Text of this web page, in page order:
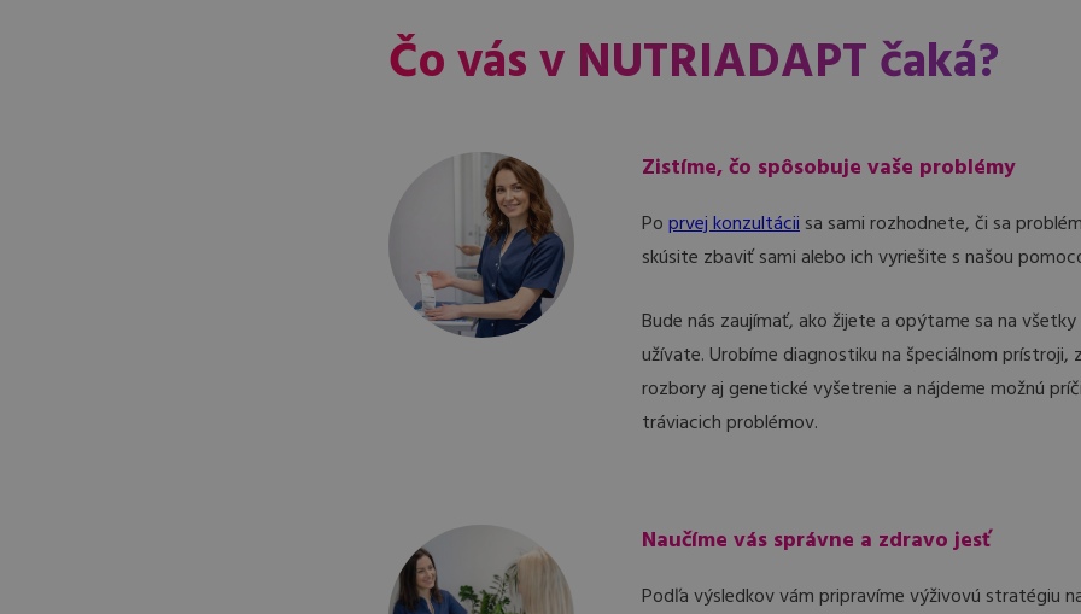
Čo vás v NUTRIADAPT čaká?
Zistíme, čo spôsobuje vaše problémy
Po prvej konzultácii sa sami rozhodnete, či sa
skúsite zbaviť sami alebo ich vyriešite s našou
Bude nás zaujímať, ako žijete a opýtame sa na
užívate. Urobíme diagnostiku na špeciálnom prístroji,
rozbory aj genetické vyšetrenie a nájdeme možnú
tráviacich problémov.
Naučíme vás správne a zdravo jesť
Podľa výsledkov vám pripravíme výživovú stratégiu